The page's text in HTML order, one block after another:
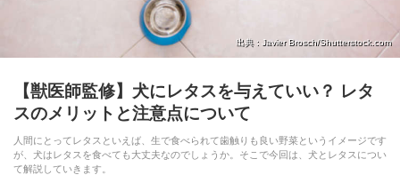
出典 : Javier Brosch/Shutterstock.com
【獣医師監修】犬にレタスを与えていい？ レタ
スのメリットと注意点について
人間にとってレタスといえば、生で食べられて歯触りも良い野菜というイメージです
が、犬はレタスを食べても大丈夫なのでしょうか。そこで今回は、犬とレタスについ
て解説していきます。